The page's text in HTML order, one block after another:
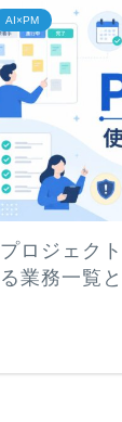
AI×PM
プロジェク
る業務一覧